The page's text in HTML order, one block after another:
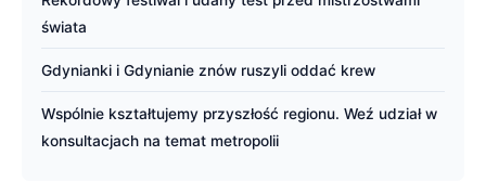
świata
Gdynianki i Gdynianie znów ruszyli oddać krew
Wspólnie kształtujemy przyszłość regionu. Weź udział w
konsultacjach na temat metropolii